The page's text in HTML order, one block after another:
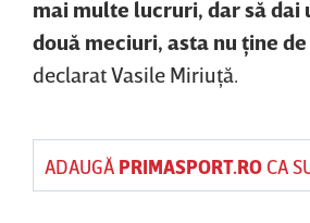
mai multe lucruri, dar să dai
două meciuri, asta nu ţine de
declarat Vasile Miriuţă.
ADAUGĂ PRIMASPORT.ROCA